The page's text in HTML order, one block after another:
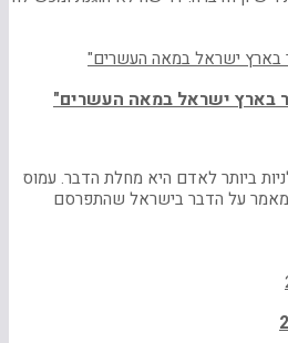
בארץ ישראל במאה העשרים"
ביותר לאדם היא מחלת הדבר. עמוס
מאמר על הדבר בישראל שהתפרסם